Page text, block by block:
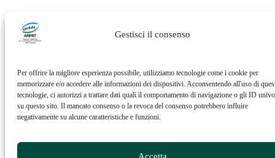
Gestisci il consenso
Per offrire la migliore esperienza possibile, utilizziamo tecnologie come i cookie per
memorizzare e/o accedere alle informazioni dei dispositivi. Acconsentendo all'uso di
tecnologie, ci autorizzi a trattare dati quali il comportamento di navigazione o gli ID
su questo sito. Il mancato consenso o la revoca del consenso potrebbero influire
negativamente su alcune caratteristiche e funzioni.
Accetta